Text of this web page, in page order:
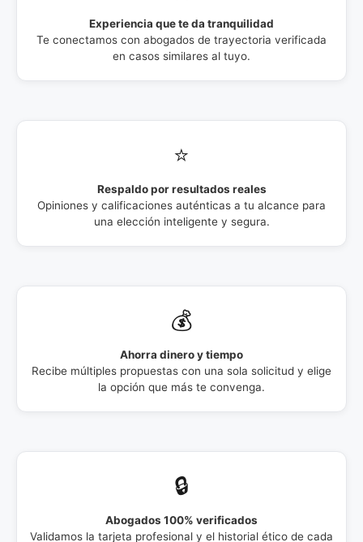
Experiencia que te da tranquilidad
Te conectamos con abogados de trayectoria verificada
en casos similares al tuyo.
⭐
Respaldo por resultados reales
Opiniones y calificaciones auténticas a tu alcance para
una elección inteligente y segura.
💰
Ahorra dinero y tiempo
Recibe múltiples propuestas con una sola solicitud y elige
la opción que más te convenga.
🔒
Abogados 100% verificados
Validamos la tarjeta profesional y el historial ético de cada